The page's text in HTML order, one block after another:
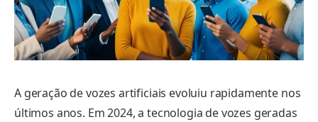
A geração de vozes artificiais evoluiu rapidamente nos
últimos anos. Em 2024, a tecnologia de vozes geradas